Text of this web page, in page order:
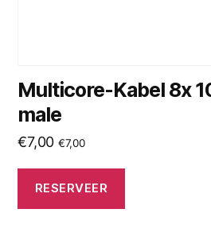
Multicore-Kabel 8x
male
€7,00 €7,00
RESERVEER